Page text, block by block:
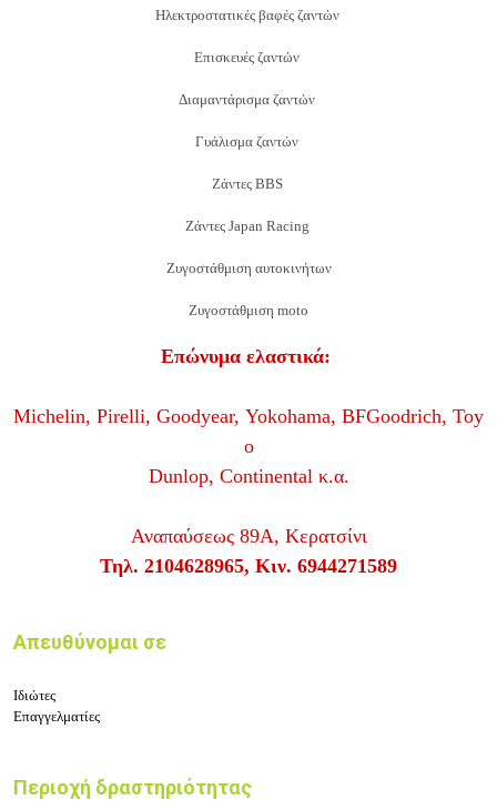
Ηλεκτροστατικές βαφές ζαντών
Επισκευές ζαντών
Διαμαντάρισμα ζαντών
Γυάλισμα ζαντών
Ζάντες BBS
Ζάντες Japan Racing
Ζυγοστάθμιση αυτοκινήτων
Ζυγοστάθμιση moto
Επώνυμα ελαστικά:
Michelin, Pirelli, Goodyear, Yokohama, BFGoodrich, Toy
o
Dunlop, Continental κ.α.
Αναπαύσεως 89Α, Κερατσίνι
Τηλ. 2104628965, Κιν. 6944271589
Απευθύνομαι σε
Ιδιώτες
Επαγγελματίες
Περιοχή δραστηριότητας